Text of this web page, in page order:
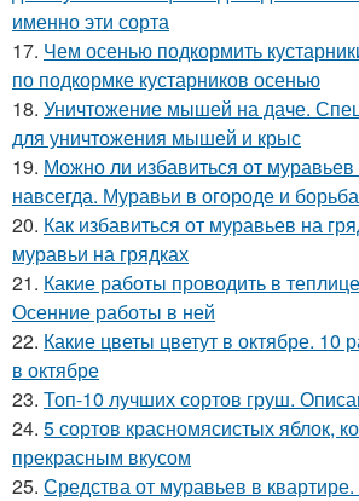
именно эти сорта
17. Чем осенью подкормить
по подкормке кустарников осенью
18. Уничтожение мышей на даче.
для уничтожения мышей и крыс
19. Можно ли избавиться от муравьев
навсегда. Муравьи в огороде и
20. Как избавиться от муравьев на
муравьи на грядках
21. Какие работы проводить в
Осенние работы в ней
22. Какие цветы цветут в октябре. 10
в октябре
23. Топ-10 лучших сортов груш.
24. 5 сортов красномясистых яблок,
прекрасным вкусом
25. Средства от муравьев в